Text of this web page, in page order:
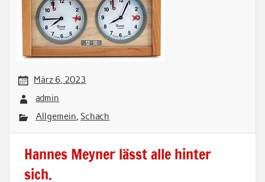
März 6, 2023
admin
Allgemein,Schach
Hannes Meyner lässt alle hinter
sich.